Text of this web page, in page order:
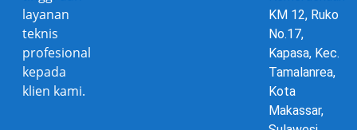
layanan
teknis
profesional
kepada
klien kami.
KM 12, Ruko
No.17,
Kapasa, Kec.
Tamalanrea,
Kota
Makassar,